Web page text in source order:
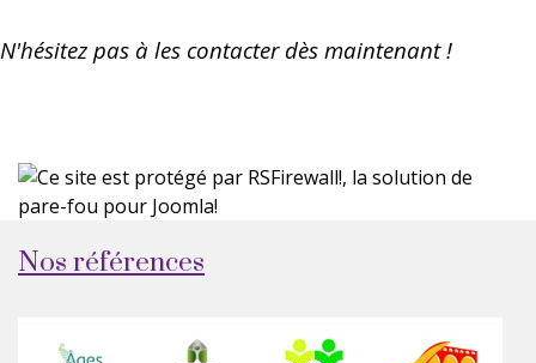
N'hésitez pas à les contacter dès maintenant !
Nos références